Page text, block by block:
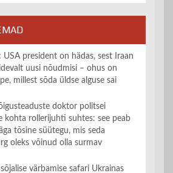
USA president on hädas, sest Iraan
uusi nõudmisi – ohus on
millest sõda üldse alguse sai
doktor politsei
kohta rollerijuhti suhtes: see peab
tõsine süütegu, mis seda
oleks võinud olla surmav
värbamise safari Ukrainas